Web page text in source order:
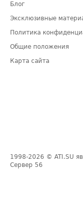
Блог
Эксклюзивные
Политика
Общие положения
Карта сайта
1998-2026 © ATI.SU
Сервер 56